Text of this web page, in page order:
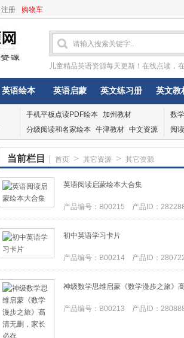
注册 购物车
儿童精品英语资源每天更新！在线点读，
英语绘本 英语启蒙 英文练习册 英文教
手机平板点读PDF绘本 加州教材
分级阅读和名家绘本 牛津教材 中文资源
数
阅
当前栏目 | 首页 > 其它资源 > 其它资源
英语阅读启蒙绘本大合集
产品编号：B00215 产品ID：
初中英语学习卡片
产品编号：B00214 产品ID：
神级数学思维启蒙《数学漫步之旅》
产品编号：B00213 产品ID：